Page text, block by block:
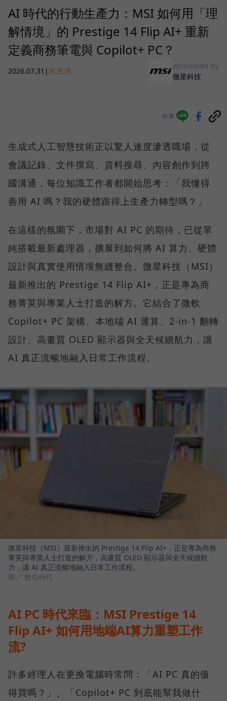
AI 時代的行動生產力：MSI 如何用「理
解情境」的 Prestige 14 Flip AI+ 重新
定義商務筆電與 Copilot+ PC？
2026.07.31 | 3C生活
sponsored by
微星科技
分享
生成式人工智慧技術正以驚人速度滲透職場，從
會議記錄、文件撰寫、資料搜尋、內容創作到跨
國溝通，每位知識工作者都開始思考：「我懂得
善用 AI 嗎？我的硬體跟得上生產力轉型嗎？」
在這樣的氛圍下，市場對 AI PC 的期待，已從單
純搭載最新處理器，擴展到如何將 AI 算力、硬體
設計與真實使用情境無縫整合。微星科技（MSI）
最新推出的 Prestige 14 Flip AI+，正是專為商
務菁英與專業人士打造的解方。它結合了微軟
Copilot+ PC 架構、本地端 AI 運算、2-in-1 翻轉
設計、高畫質 OLED 顯示器與全天候續航力，讓
AI 真正流暢地融入日常工作流程。
微星科技（MSI）最新推出的 Prestige 14 Flip AI+，正是專為商務
菁英與專業人士打造的解方，高畫質 OLED 顯示器與全天候續航
力，讓 AI 真正流暢地融入日常工作流程。
圖／ 數位時代
AI PC 時代來臨：MSI Prestige 14
Flip AI+ 如何用地端AI算力重塑工作
流?
許多經理人在更換電腦時常問：「AI PC 真的值
得買嗎？」、「Copilot+ PC 到底能幫我做什